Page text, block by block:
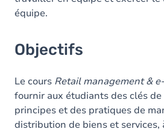
équipe.
Objectifs
Le cours Retail management &
fournir aux étudiants des clés
principes et des pratiques de
distribution de biens et services,